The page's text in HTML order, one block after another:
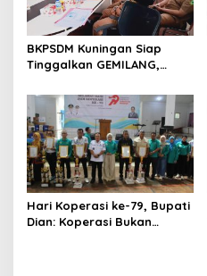
BKPSDM Kuningan Siap
Tinggalkan GEMILANG,
untuk Perkuat Sistem Merit
ASN
Hari Koperasi ke-79, Bupati
Dian: Koperasi Bukan